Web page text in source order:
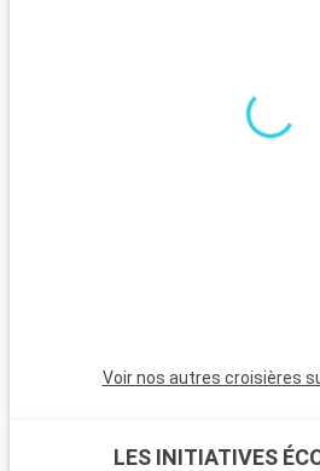
appréciée pour ses superbes plages
luxe. Le Parc d'État de la Serra do
Voir nos autres croisières
LES INITIATIVES